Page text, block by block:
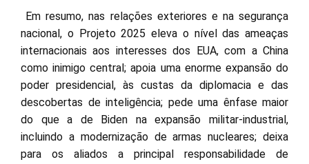
Em resumo, nas relações exteriores e na segurança
nacional, o Projeto 2025 eleva o nível das ameaças
internacionais aos interesses dos EUA, com a China
como inimigo central; apoia uma enorme expansão do
poder presidencial, às custas da diplomacia e das
descobertas de inteligência; pede uma ênfase maior
do que a de Biden na expansão militar-industrial,
incluindo a modernização de armas nucleares; deixa
para os aliados a principal responsabilidade de